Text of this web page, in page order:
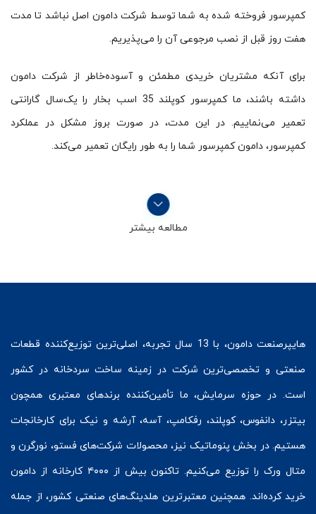
کمپرسور فروخته‌ شده به شما توسط شرکت دامون اصل نباشد تا مدت
هفت روز قبل از نصب مرجوعی آن را می‌پذیریم.
برای آنکه مشتریان خریدی مطمئن و آسوده‌خاطر از شرکت دامون
داشته باشند، ما کمپرسور کوپلند 35 اسب بخار را یک‌سال گارانتی
تعمیر می‌نماییم. در این مدت، در صورت بروز مشکل در عملکرد
کمپرسور، دامون کمپرسور شما را به طور رایگان تعمیر می‌کند.
مطالعه بیشتر
هایپرصنعت
دامون، با 13 سال تجربه، اصلی‌ترین توزیع‌کننده قطعات
صنعتی و تخصصی‌ترین شرکت در زمینه ساخت سردخانه در کشور
است. در حوزه سرمایش، ما تأمین‌کننده برندهای معتبری همچون
بیتزر، دانفوس،کوپلند، رفکامپ، آسه، آرشه و نیک برای کارخانجات
هستیم. در بخش پنوماتیک نیز، محصولات شرکت‌های فستو، نورگرن و
متال ورک
را توزیع می‌کنیم. تاکنون بیش از ۴۰۰۰ کارخانه از دامون
خرید کرده‌اند. همچنین معتبرترین هلدینگ‌های صنعتی کشور، از جمله